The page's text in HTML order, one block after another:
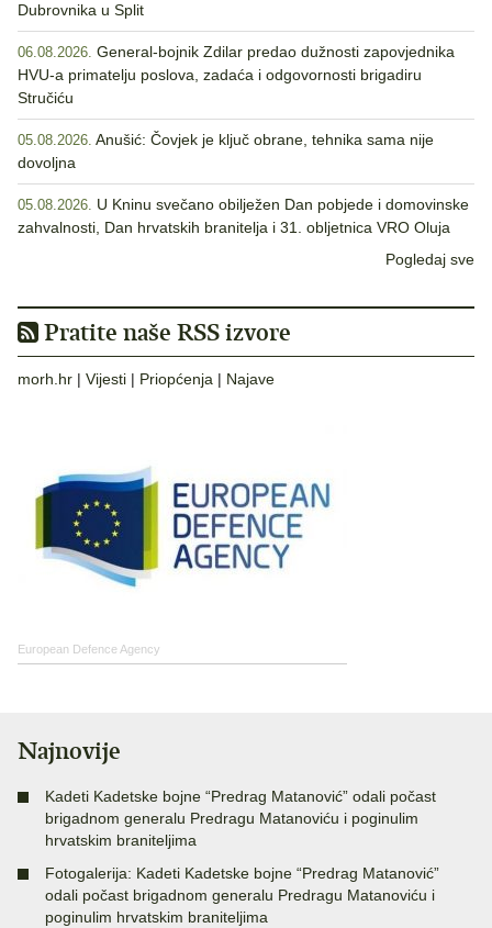
Dubrovnika u Split
06.08.2026. General-bojnik Zdilar predao dužnosti zapovjednika
HVU-a primatelju poslova, zadaća i odgovornosti brigadiru
Stručiću
05.08.2026. Anušić: Čovjek je ključ obrane, tehnika sama nije
dovoljna
05.08.2026. U Kninu svečano obilježen Dan pobjede i domovinske
zahvalnosti, Dan hrvatskih branitelja i 31. obljetnica VRO Oluja
Pogledaj sve
Pratite naše RSS izvore
morh.hr | Vijesti | Priopćenja | Najave
European Defence Agency
Najnovije
Kadeti Kadetske bojne “Predrag Matanović” odali počast
brigadnom generalu Predragu Matanoviću i poginulim
hrvatskim braniteljima
Fotogalerija: Kadeti Kadetske bojne “Predrag Matanović”
odali počast brigadnom generalu Predragu Matanoviću i
poginulim hrvatskim braniteljima